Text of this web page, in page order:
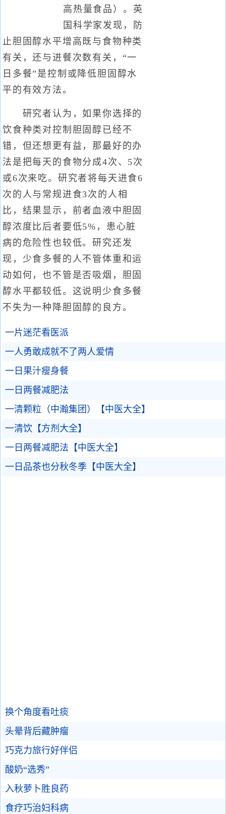
高热量食品）。英
国科学家发现，防
止胆固醇水平增高既与食物种类
有关，还与进餐次数有关，“一
日多餐”是控制或降低胆固醇水
平的有效方法。
研究者认为，如果你选择的
饮食种类对控制胆固醇已经不
错，但还想更有益，那最好的办
法是把每天的食物分成4次、5次
或6次来吃。研究者将每天进食6
次的人与常规进食3次的人相
比，结果显示，前者血液中胆固
醇浓度比后者要低5%，患心脏
病的危险性也较低。研究还发
现，少食多餐的人不管体重和运
动如何，也不管是否吸烟，胆固
醇水平都较低。这说明少食多餐
不失为一种降胆固醇的良方。
一片迷茫看医派
一人勇敢成就不了两人爱情
一日果汁瘦身餐
一日两餐减肥法
一清颗粒（中瀚集团）【中医大全】
一清饮【方剂大全】
一日两餐减肥法【中医大全】
一日品茶也分秋冬季【中医大全】
换个角度看吐痰
头晕背后藏肿瘤
巧克力旅行好伴侣
酸奶“选秀”
入秋萝卜胜良药
食疗巧治妇科病